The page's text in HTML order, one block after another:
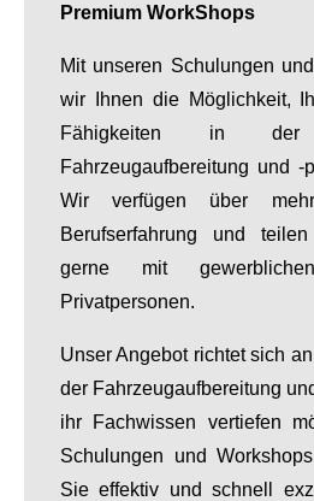
Premium WorkShops
Mit unseren Schulungen
wir Ihnen die Möglichkeit,
Fähigkeiten in der
Fahrzeugaufbereitung und -
Wir verfügen über
Berufserfahrung und
gerne mit
Privatpersonen.
Unser Angebot richtet sich
der Fahrzeugaufbereitung
ihr Fachwissen vertiefen
Schulungen und
Sie effektiv und schnell